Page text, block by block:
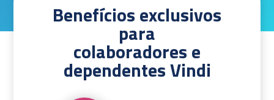
Benefícios exclusivos
para
colaboradores e
dependentes Vindi